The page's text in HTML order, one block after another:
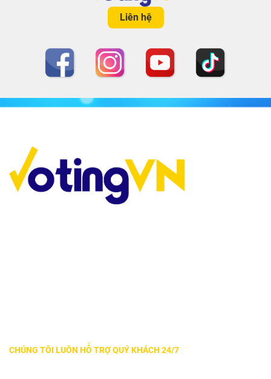
Liên hệ
CHÚNG TÔI LUÔN HỖ TRỢ QUÝ KHÁCH 24/7